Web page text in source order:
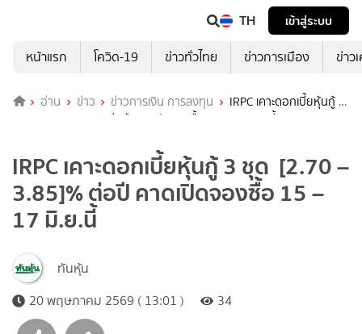
TH
เข้าสู่ระบบ
หน้าแรก
โควิด-19 ข่าวทั่วไทย ข่าวการเมือง ข่าว
อ่าน ข่าว ข่าวการเงิน การลงทุน
IRPC เคาะดอกเบี้ยหุ้นกู้ 3
ชุด [2.70 – 3.85]% ต่อปี คาดเปิดจองซื้อ 15 – 17 มิ.ย.นี้
IRPC เคาะดอกเบี้ยหุ้นกู้ 3 ชุด [2.70 –
3.85]% ต่อปี คาดเปิดจองซื้อ 15 –
17 มิ.ย.นี้
ทันหุ้น
20 พฤษภาคม 2569 ( 13:01 )
34